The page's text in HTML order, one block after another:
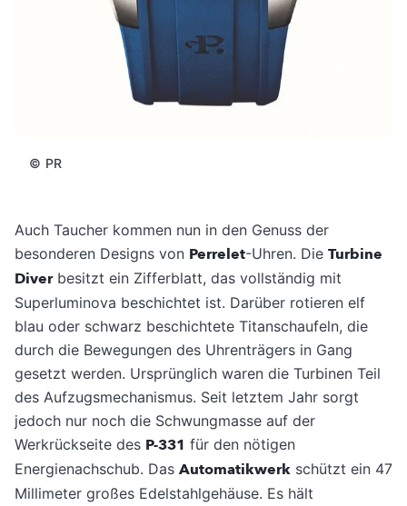
© PR
Auch Taucher kommen nun in den Genuss der
besonderen Designs von Perrelet-Uhren. Die Turbine
Diverbesitzt ein Zifferblatt, das vollständig mit
Superluminova beschichtet ist. Darüber rotieren elf
blau oder schwarz beschichtete Titanschaufeln, die
durch die Bewegungen des Uhrenträgers in Gang
gesetzt werden. Ursprünglich waren die Turbinen Teil
des Aufzugsmechanismus. Seit letztem Jahr sorgt
jedoch nur noch die Schwungmasse auf der
Werkrückseite des P-331 für den nötigen
Energienachschub. Das Automatikwerk schützt ein 47
Millimeter großes Edelstahlgehäuse. Es hält